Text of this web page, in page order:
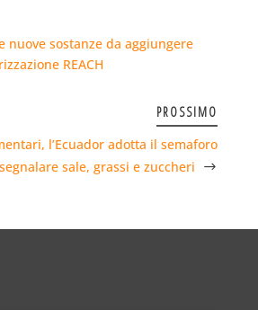
nuove sostanze da aggiungere
REACH
PROSSIMO
l’Ecuador adotta il semaforo
sale, grassi e zuccheri